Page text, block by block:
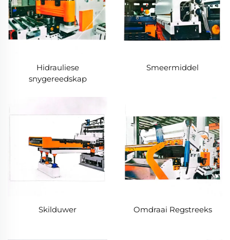
Hidrauliese
snygereedskap
Smeermiddel
Skilduwer Omdraai Regstreeks